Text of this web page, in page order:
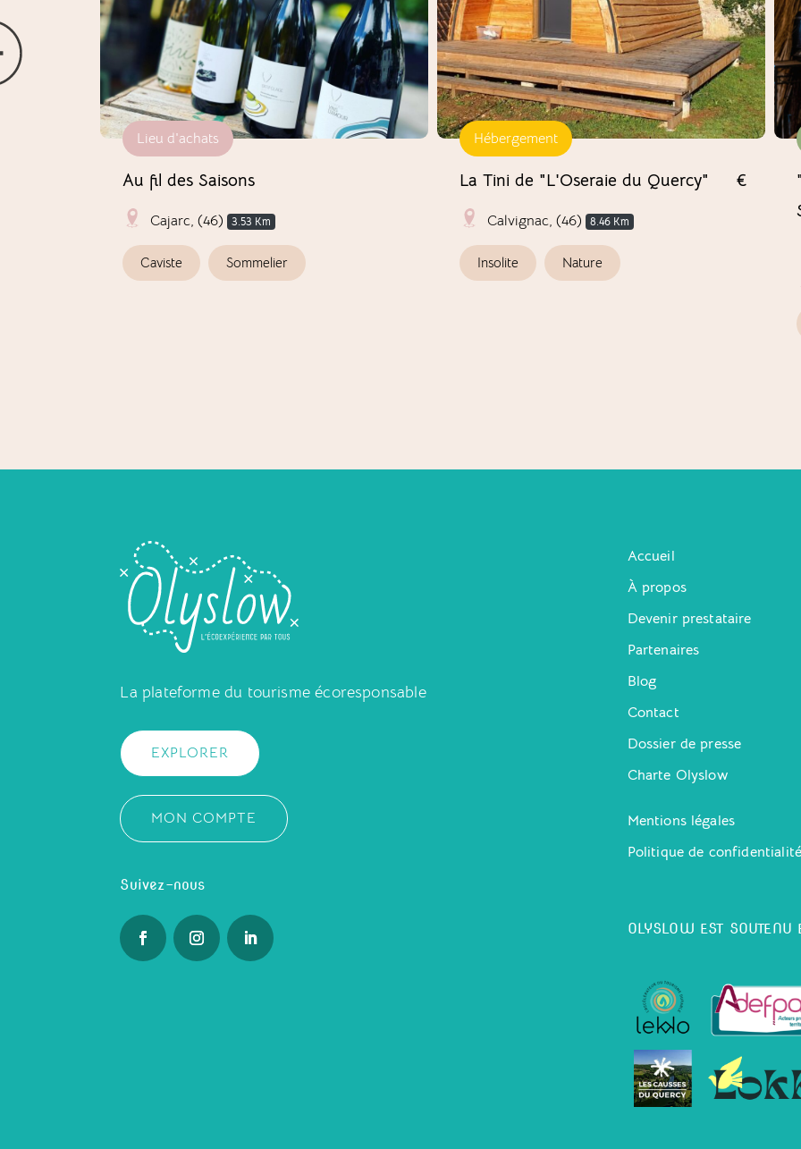
Lieu d'achats
Au fil des Saisons
Cajarc, (46) 3.53 Km
Caviste Sommelier
Hébergement
La Tini de "L'Oseraie du Quercy" €
Calvignac, (46) 8.46 Km
Insolite Nature
La plateforme du tourisme écoresponsable
EXPLORER
MON COMPTE
Suivez-nous
Accueil
À propos
Devenir prestataire
Partenaires
Blog
Contact
Dossier de presse
Charte Olyslow
Mentions légales
Politique de confidentialité
OLYSLOW EST